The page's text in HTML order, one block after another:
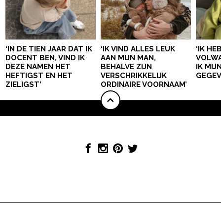
‘IN DE TIEN JAAR DAT IK
DOCENT BEN, VIND IK
DEZE NAMEN HET
HEFTIGST EN HET
ZIELIGST’
‘IK VIND ALLES LEUK
AAN MIJN MAN,
BEHALVE ZIJN
VERSCHRIKKELIJK
ORDINAIRE VOORNAAM’
‘IK
IK